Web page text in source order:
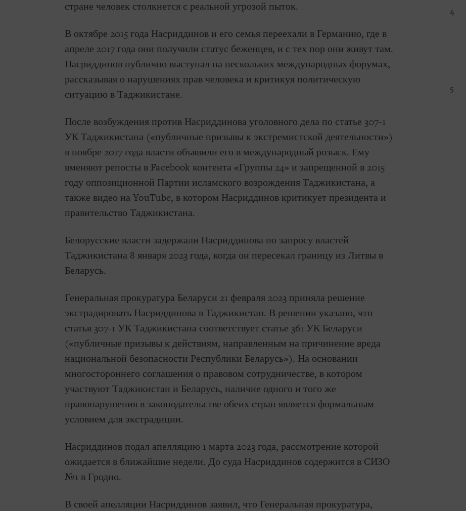
стране человек столкнется с реальной угрозой пыток.
В октябре 2015 года Насриддинов и его семья переехали в Германию, где в
апреле 2017 года они получили статус беженцев, и с тех пор они живут там.
Насриддинов публично выступал на нескольких международных форумах,
рассказывая о нарушениях прав человека и критикуя политическую
ситуацию в Таджикистане.
После возбуждения против Насриддинова уголовного дела по статье 307-1
УК Таджикистана («публичные призывы к экстремистской деятельности»)
в ноябре 2017 года власти объявили его в международный розыск. Ему
вменяют репосты в Facebook контента «Группы 24» и запрещенной в 2015
году оппозиционной Партии исламского возрождения Таджикистана, а
также видео на YouTube, в котором Насриддинов критикует президента и
правительство Таджикистана.
Белорусские власти задержали Насриддинова по запросу властей
Таджикистана 8 января 2023 года, когда он пересекал границу из Литвы в
Беларусь.
Генеральная прокуратура Беларуси 21 февраля 2023 приняла решение
экстрадировать Насриддинова в Таджикистан. В решении указано, что
статья 307-1 УК Таджикистана соответствует статье 361 УК Беларуси
(«публичные призывы к действиям, направленным на причинение вреда
национальной безопасности Республики Беларусь»). На основании
многостороннего соглашения о правовом сотрудничестве, в котором
участвуют Таджикистан и Беларусь, наличие одного и того же
правонарушения в законодательстве обеих стран является формальным
условием для экстрадиции.
Насриддинов подал апелляцию 1 марта 2023 года, рассмотрение которой
ожидается в ближайшие недели. До суда Насриддинов содержится в СИЗО
№1 в Гродно.
В своей апелляции Насриддинов заявил, что Генеральная прокуратура,